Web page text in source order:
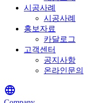
시공사례
시공사례
홍보자료
카달로그
고객센터
공지사항
온라인문의
language